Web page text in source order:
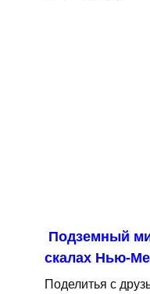
Подземный
скалах Нью-
Поделитья с